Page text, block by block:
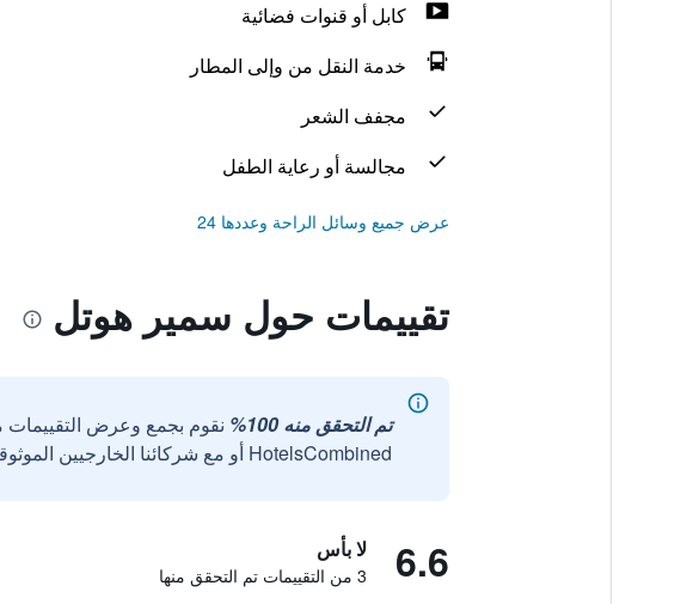
كابل أو قنوات فضائية
خدمة النقل من وإلى المطار
مجفف الشعر
مجالسة أو رعاية الطفل
عرض جميع وسائل الراحة وعددها 24
تقييمات حول سمير هوتل
تم التحقق منه 100%
نقوم بجمع وعرض التقييمات
HotelsCombined أو مع شركائنا الخارجيين الموثوقين.
6.6 لا بأس
3 من التقييمات تم التحقق منها